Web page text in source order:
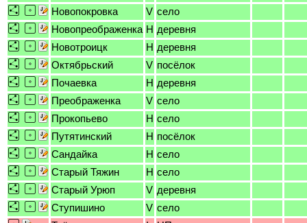
Новопокровка
V село
Новопреображенка H деревня
Новотроицк
H деревня
Октябрьский
V посёлок
Почаевка
H деревня
Преображенка
V село
Прокопьево
H село
Путятинский
H посёлок
Сандайка
H село
Старый Тяжин
H село
Старый Урюп
V деревня
Ступишино
V село